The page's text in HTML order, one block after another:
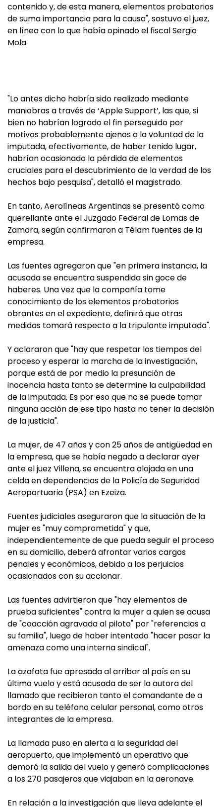
contenido y, de esta manera, elementos probatorios
de suma importancia para la causa", sostuvo el juez,
en línea con lo que había opinado el fiscal Sergio
Mola.
"Lo antes dicho habría sido realizado mediante
maniobras a través de ‘Apple Support’, las que, si
bien no habrían logrado el fin perseguido por
motivos probablemente ajenos a la voluntad de la
imputada, efectivamente, de haber tenido lugar,
habrían ocasionado la pérdida de elementos
cruciales para el descubrimiento de la verdad de los
hechos bajo pesquisa", detalló el magistrado.
En tanto, Aerolíneas Argentinas se presentó como
querellante ante el Juzgado Federal de Lomas de
Zamora, según confirmaron a Télam fuentes de la
empresa.
Las fuentes agregaron que "en primera instancia, la
acusada se encuentra suspendida sin goce de
haberes. Una vez que la compañía tome
conocimiento de los elementos probatorios
obrantes en el expediente, definirá que otras
medidas tomará respecto a la tripulante imputada".
Y aclararon que "hay que respetar los tiempos del
proceso y esperar la marcha de la investigación,
porque está de por medio la presunción de
inocencia hasta tanto se determine la culpabilidad
de la imputada. Es por eso que no se puede tomar
ninguna acción de ese tipo hasta no tener la decisión
de la justicia".
La mujer, de 47 años y con 25 años de antigüedad en
la empresa, que se había negado a declarar ayer
ante el juez Villena, se encuentra alojada en una
celda en dependencias de la Policía de Seguridad
Aeroportuaria (PSA) en Ezeiza.
Fuentes judiciales aseguraron que la situación de la
mujer es "muy comprometida" y que,
independientemente de que pueda seguir el proceso
en su domicilio, deberá afrontar varios cargos
penales y económicos, debido a los perjuicios
ocasionados con su accionar.
Las fuentes advirtieron que "hay elementos de
prueba suficientes" contra la mujer a quien se acusa
de "coacción agravada al piloto" por "referencias a
su familia", luego de haber intentado "hacer pasar la
amenaza como una interna sindical".
La azafata fue apresada al arribar al país en su
último vuelo y está acusada de ser la autora del
llamado que recibieron tanto el comandante de a
bordo en su teléfono celular personal, como otros
integrantes de la empresa.
La llamada puso en alerta a la seguridad del
aeropuerto, que implementó un operativo que
demoró la salida del vuelo y generó complicaciones
a los 270 pasajeros que viajaban en la aeronave.
En relación a la investigación que lleva adelante el